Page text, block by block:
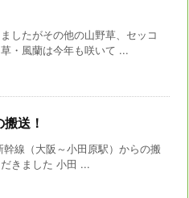
したがその他の山野草、セッコ
・風蘭は今年も咲いて ...
送！
幹線（大阪～小田原駅）からの搬
きました 小田 ...